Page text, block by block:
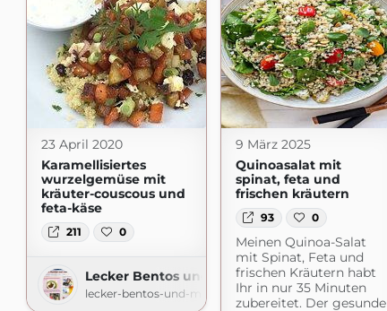
23 April 2020
Karamellisiertes
wurzelgemüse mit
kräuter-couscous und
feta-käse
211 0
Lecker Bentos und mehr
lecker-bentos-und-mehr.blogspot.com
9 März 2025
Quinoasalat mit
spinat, feta und
frischen kräutern
93 0
Meinen Quinoa-Salat
mit Spinat, Feta und
frischen Kräutern habt
Ihr in nur 35 Minuten
zubereitet. Der gesunde